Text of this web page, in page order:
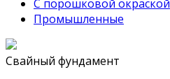
С порошковой окраской
Промышленные
Свайный фундамент